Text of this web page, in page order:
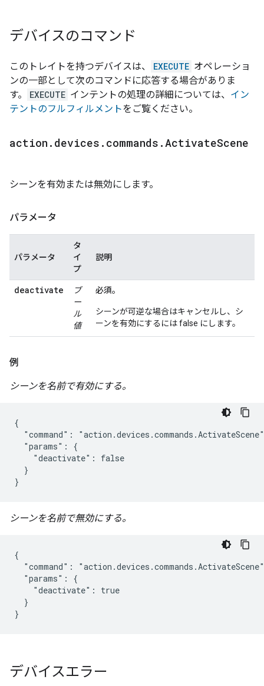
デバイスのコマンド
このトレイトを持つデバイスは、 EXECUTE オペレーショ
ンの一部として次のコマンドに応答する場合がありま
す。
EXECUTE インテントの処理の詳細については、 イン
テントのフルフィルメントをご覧ください。
action . devices . commands .ActivateScene
シーンを有効または無効にします。
パラメータ
パラメータ
タ
イ
プ
説明
deactivate
ブ
ー
ル
値
必須。
シーンが可逆な場合はキャンセルし、シ
ーンを有効にするには false にします。
例
シーンを名前で有効にする。
{
"command":
  "params": {
    "deactivate": false
  }
}
シーンを名前で無効にする。
{
"command":
  "params": {
    "deactivate": true
  }
}
デバイスエラー